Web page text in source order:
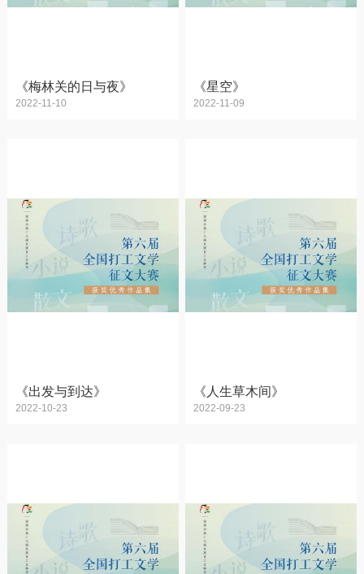
《梅林关的日与夜》
2022-11-10
《星空》
2022-11-09
《出发与到达》
2022-10-23
《人生草木间》
2022-09-23